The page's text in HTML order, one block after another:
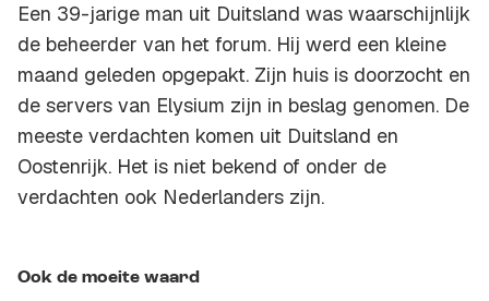
Een 39-jarige man uit Duitsland was waarschijnlijk
de beheerder van het forum. Hij werd een kleine
maand geleden opgepakt. Zijn huis is doorzocht en
de servers van Elysium zijn in beslag genomen. De
meeste verdachten komen uit Duitsland en
Oostenrijk. Het is niet bekend of onder de
verdachten ook Nederlanders zijn.
Ook de moeite waard